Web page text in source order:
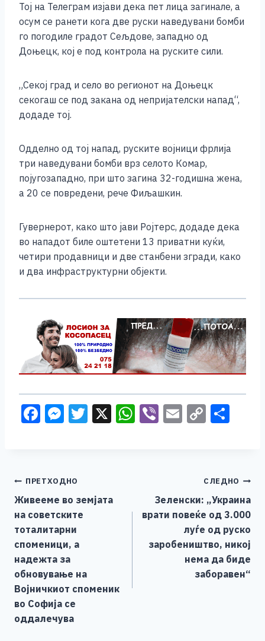
o
k
er p k
Тој на Телеграм изјави дека пет лица загинале, а
осум се ранети кога две руски наведувани бомби
го погодиле градот Сељдове, западно од
Доњецк, кој е под контрола на руските сили.
„Секој град и село во регионот на Доњецк
секогаш се под закана од непријателски напад“,
додаде тој.
Одделно од тој напад, руските војници фрлија
три наведувани бомби врз селото Комар,
појугозападно, при што загина 32-годишна жена,
а 20 се повредени, рече Фиљашкин.
Гувернерот, како што јави Ројтерс, додаде дека
во нападот биле оштетени 13 приватни куќи,
четири продавници и две станбени згради, како
и два инфраструктурни објекти.
F
b
o
o
k
M
n
g
er
T X W
p
Vi E C
Li
n
k
Навигација
на
напис
ПРЕТХОДНО
Живееме во земјата
на советските
тоталитарни
споменици, а
надежта за
обновување на
Војничкиот споменик
во Софија се
оддалечува
СЛЕДНО
Зеленски: „Украина
врати повеќе од 3.000
луѓе од руско
заробеништво, никој
нема да биде
заборавен“